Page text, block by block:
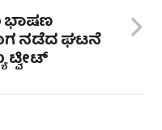
ಭಾಷಣ
ನಡೆದ ಘಟನೆ‌
ಟ್ವೀಟ್